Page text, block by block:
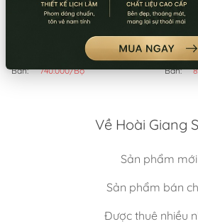
TRANG PHỤC HẢI TẶC 16 (BỘ)
Bán:
740.000/Bộ
SP3570
(BỘ)
Thuê:
Bán:
Về Hoài Giang
Sản phẩm mới
Sản phẩm bán
Được thuê nhiều